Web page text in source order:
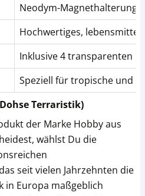
Neodym-Magnethalterung
Hochwertiges,
Inklusive 4 transparenten
Speziell für tropische und
Terraristik)
der Marke Hobby aus
wählst Du die
seit vielen Jahrzehnten die
in Europa maßgeblich